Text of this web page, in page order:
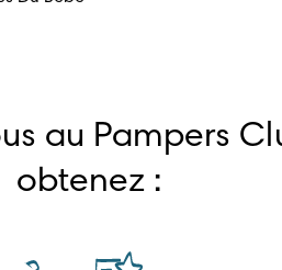
au Pampers
obtenez :